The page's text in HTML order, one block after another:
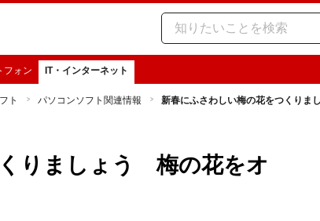
フォン IT・インターネット
ト パソコンソフト関連情報 新春にふさわしい梅の花をつくり
りましょう 梅の花をオ